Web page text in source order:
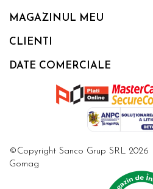
MAGAZINUL MEU
CLIENTI
DATE COMERCIALE
©Copyright Sanco Grup SRL 2026
Gomag